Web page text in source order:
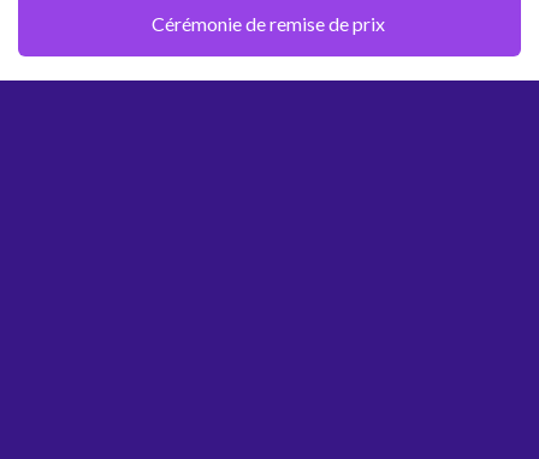
Cérémonie de remise de prix